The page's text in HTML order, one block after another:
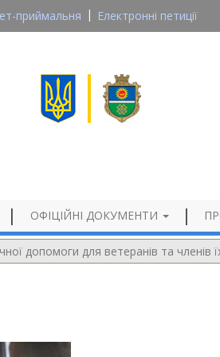
приймальня
Електронні петиції
ОФІЦІЙНІ ДОКУМЕНТИ
допомоги для ветеранів та членів